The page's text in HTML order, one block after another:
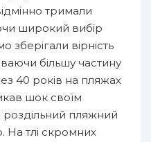
тримали
широкий вибір
зберігали вірність
більшу частину
40 років на пляжах
шок своїм
пляжний
На тлі скромних